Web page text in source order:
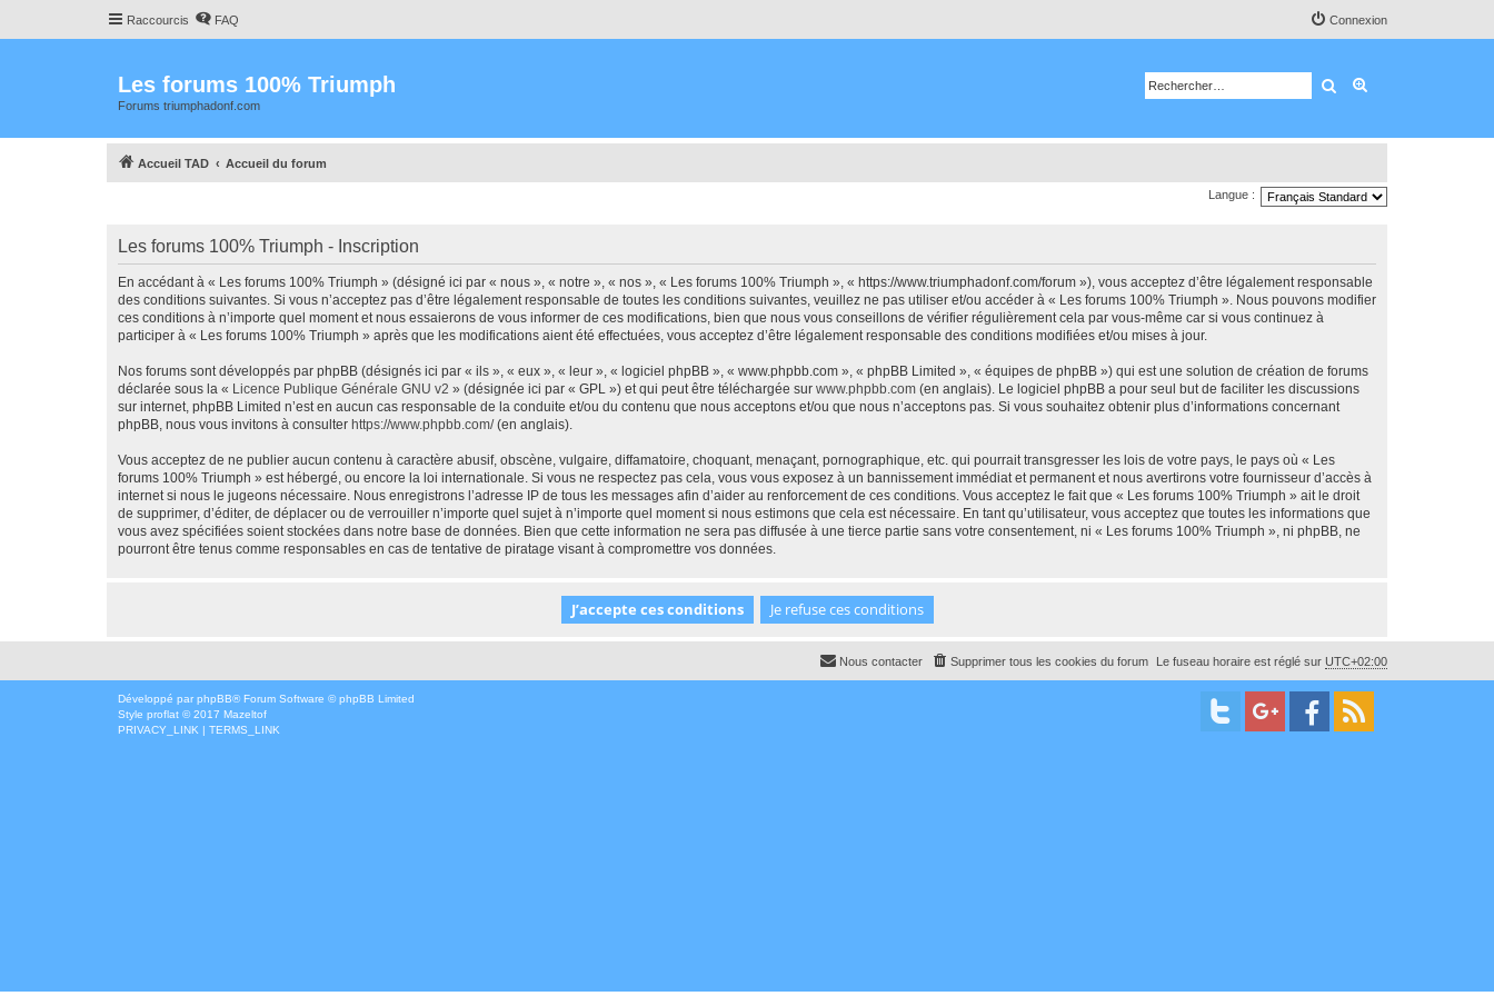
Raccourcis FAQ Connexion
Les forums 100% Triumph
Forums triumphadonf.com
Rechercher
Accueil TAD Accueil du forum
Langue :
Les forums 100% Triumph - Inscription
En accédant à « Les forums 100% Triumph » (désigné ici par « nous », « notre », « nos », « Les forums 100% Triumph », « https://www.triumphadonf.com/forum »), vous acceptez d’être légalement responsable
des conditions suivantes. Si vous n’acceptez pas d’être légalement responsable de toutes les conditions suivantes, veuillez ne pas utiliser et/ou accéder à « Les forums 100% Triumph ». Nous pouvons modifier
ces conditions à n’importe quel moment et nous essaierons de vous informer de ces modifications, bien que nous vous conseillons de vérifier régulièrement cela par vous-même car si vous continuez à
participer à « Les forums 100% Triumph » après que les modifications aient été effectuées, vous acceptez d’être légalement responsable des conditions modifiées et/ou mises à jour.
Nos forums sont développés par phpBB (désignés ici par « ils », « eux », « leur », « logiciel phpBB », « www.phpbb.com », « phpBB Limited », « équipes de phpBB ») qui est une solution de création de forums
déclarée sous la « Licence Publique Générale GNU v2 » (désignée ici par « GPL ») et qui peut être téléchargée sur www.phpbb.com (en anglais). Le logiciel phpBB a pour seul but de faciliter les discussions
sur internet, phpBB Limited n’est en aucun cas responsable de la conduite et/ou du contenu que nous acceptons et/ou que nous n’acceptons pas. Si vous souhaitez obtenir plus d’informations concernant
phpBB, nous vous invitons à consulter https://www.phpbb.com/(en anglais).
Vous acceptez de ne publier aucun contenu à caractère abusif, obscène, vulgaire, diffamatoire, choquant, menaçant, pornographique, etc. qui pourrait transgresser les lois de votre pays, le pays où « Les
forums 100% Triumph » est hébergé, ou encore la loi internationale. Si vous ne respectez pas cela, vous vous exposez à un bannissement immédiat et permanent et nous avertirons votre fournisseur d’accès à
internet si nous le jugeons nécessaire. Nous enregistrons l’adresse IP de tous les messages afin d’aider au renforcement de ces conditions. Vous acceptez le fait que « Les forums 100% Triumph » ait le droit
de supprimer, d’éditer, de déplacer ou de verrouiller n’importe quel sujet à n’importe quel moment si nous estimons que cela est nécessaire. En tant qu’utilisateur, vous acceptez que toutes les informations que
vous avez spécifiées soient stockées dans notre base de données. Bien que cette information ne sera pas diffusée à une tierce partie sans votre consentement, ni « Les forums 100% Triumph », ni phpBB, ne
pourront être tenus comme responsables en cas de tentative de piratage visant à compromettre vos données.
Le fuseau horaire est réglé sur UTC+02:00
Supprimer tous les cookies du forum
Nous contacter
Développé par phpBB® Forum Software © phpBB Limited
Style proflat © 2017 Mazeltof
PRIVACY_LINK | TERMS_LINK